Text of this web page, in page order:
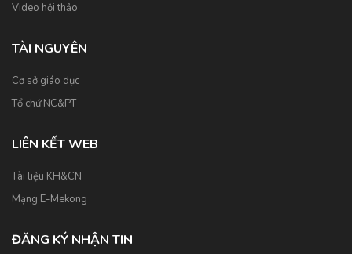
Video hội thảo
TÀI NGUYÊN
Cơ sở giáo dục
Tổ chứ NC&PT
LIÊN KẾT WEB
Tài liệu KH&CN
Mạng E-Mekong
ĐĂNG KÝ NHẬN TIN